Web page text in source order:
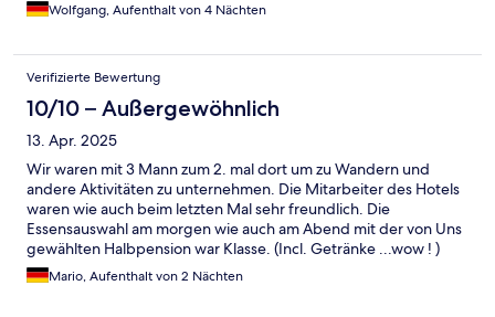
Wolfgang, Aufenthalt von 4 Nächten
Verifizierte Bewertung
10/10 – Außergewöhnlich
13. Apr. 2025
Wir waren mit 3 Mann zum 2. mal dort um zu Wandern und
andere Aktivitäten zu unternehmen. Die Mitarbeiter des Hotels
waren wie auch beim letzten Mal sehr freundlich. Die
Essensauswahl am morgen wie auch am Abend mit der von Uns
gewählten Halbpension war Klasse. (Incl. Getränke ...wow ! )
Hier findet jeder etwas, und wer da etwas zu meckern hat, dem
ist echt nicht mehr zu helfen. Die Zimmer haben eine
Mario, Aufenthalt von 2 Nächten